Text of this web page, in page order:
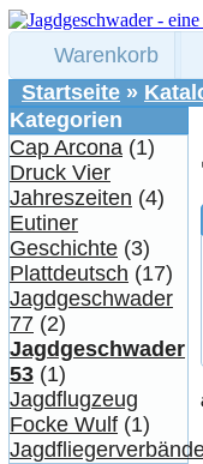
Warenkorb
Startseite »
Kategorien
Cap Arcona (1)
Druck Vier
Jahreszeiten (4)
Eutiner
Geschichte (3)
Plattdeutsch (17)
Jagdgeschwader
77 (2)
Jagdgeschwader
53 (1)
Jagdflugzeug
Focke Wulf (1)